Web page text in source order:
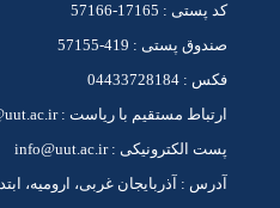
کد پستی : 17165-57166
صندوق پستی : 419-57155
فکس : 04433728184
ارتباط مستقیم با ریاست : po@uut.ac.ir
پست الکترونیکی : info@uut.ac.ir
آدرس : آذربایجان غربی، ارومیه،